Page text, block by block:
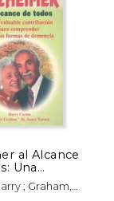
al Alcance
Una
Para
; Graham,